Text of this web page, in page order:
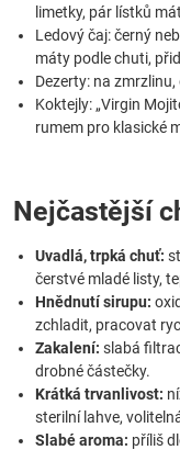
limetky, pár lístků
Ledový čaj: černý
máty podle chuti,
Dezerty: na
Koktejly: „Virgin
rumem pro klasické
Nejčastější
Uvadlá, trpká chuť:
čerstvé mladé listy,
Hnědnutí sirupu:
zchladit, pracovat
Zakalení: slabá
drobné částečky.
Krátká trvanlivost:
sterilní lahve,
Slabé aroma: příliš